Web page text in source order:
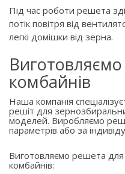
Під час роботи решета
потік повітря від
легкі домішки від зерна.
комбайнів
Наша компанія
решіт для
моделей. Виробляємо
параметрів або за
Виготовляємо решета
комбайнів: